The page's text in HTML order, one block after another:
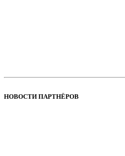
НОВОСТИ ПАРТНЁРОВ